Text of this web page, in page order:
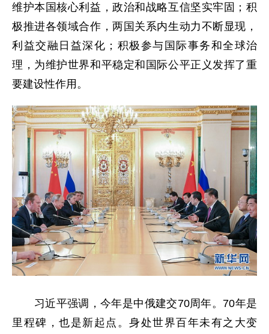
维护本国核心利益，政治和战略互信坚实牢固；积
极推进各领域合作，两国关系内生动力不断显现，
利益交融日益深化；积极参与国际事务和全球治
理，为维护世界和平稳定和国际公平正义发挥了重
要建设性作用。
习近平强调，今年是中俄建交70周年。70年是
里程碑，也是新起点。身处世界百年未有之大变